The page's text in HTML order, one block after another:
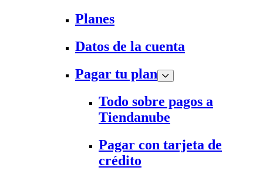
Planes
Datos de la cuenta
Pagar tu plan
Todo sobre pagos a
Tiendanube
Pagar con tarjeta de
crédito